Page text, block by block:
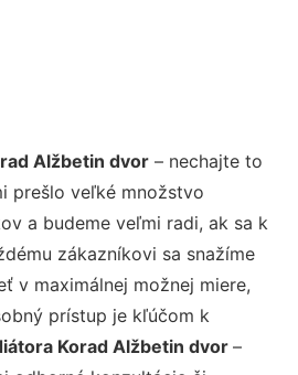
Alžbetin dvor – nechajte to
prešlo veľké množstvo
a budeme veľmi radi, ak sa k
zákazníkovi sa snažíme
v maximálnej možnej miere,
prístup je kľúčom k
Korad Alžbetin dvor –